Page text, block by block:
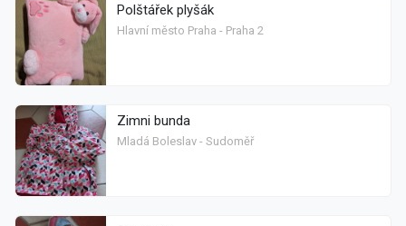
Polštářek plyšák
Hlavní město Praha - Praha 2
Zimni bunda
Mladá Boleslav - Sudoměř